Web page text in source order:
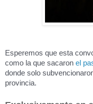
Esperemos que esta
como la que sacaron el
donde solo
provincia.